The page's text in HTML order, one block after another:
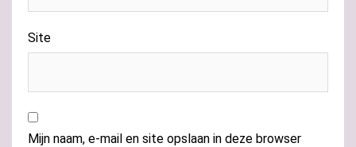
Site
Mijn naam, e-mail en site opslaan in deze browser